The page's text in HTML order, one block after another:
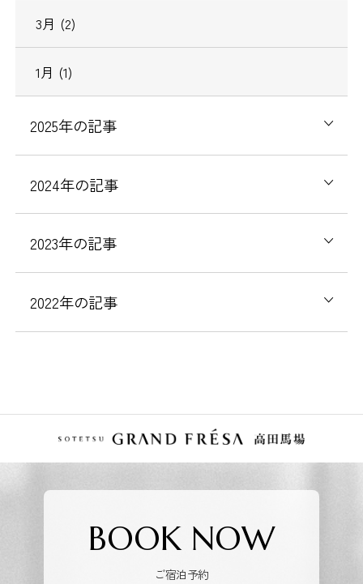
3月 (2)
1月 (1)
2025年の記事
2024年の記事
2023年の記事
2022年の記事
BOOK NOW
ご宿泊予約